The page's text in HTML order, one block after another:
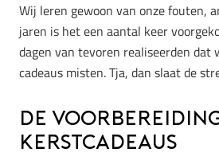
Wij leren gewoon van onze fouten,
jaren is het een aantal keer
dagen van tevoren realiseerden dat
cadeaus misten. Tja, dan slaat de
De
kerstcadeaus